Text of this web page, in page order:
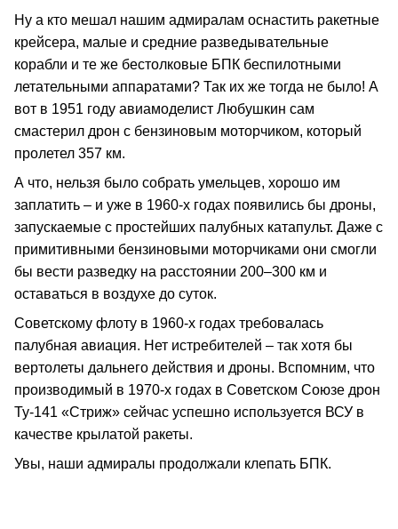
Ну а кто мешал нашим адмиралам оснастить ракетные
крейсера, малые и средние разведывательные
корабли и те же бестолковые БПК беспилотными
летательными аппаратами? Так их же тогда не было! А
вот в 1951 году авиамоделист Любушкин сам
смастерил дрон с бензиновым моторчиком, который
пролетел 357 км.
А что, нельзя было собрать умельцев, хорошо им
заплатить – и уже в 1960-х годах появились бы дроны,
запускаемые с простейших палубных катапульт. Даже с
примитивными бензиновыми моторчиками они смогли
бы вести разведку на расстоянии 200–300 км и
оставаться в воздухе до суток.
Советскому флоту в 1960-х годах требовалась
палубная авиация. Нет истребителей – так хотя бы
вертолеты дальнего действия и дроны. Вспомним, что
производимый в 1970-х годах в Советском Союзе дрон
Ту-141 «Стриж» сейчас успешно используется ВСУ в
качестве крылатой ракеты.
Увы, наши адмиралы продолжали клепать БПК.